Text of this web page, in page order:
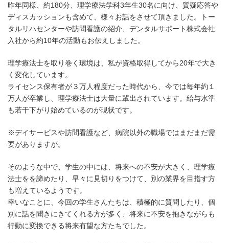
昨年同様、約180分、理学療法学科3年生30名に向け、質疑応答や
ディスカッションも含めて、様々お話をさせて頂きました。トー
タルリハセンターや訪問看護の紹介、デンタルサポート株式会社
入社から約10年の活動もお伝えしました。
理学療法士を取り巻く環境は、私が資格取得してから20年で大き
く変化しています。
ライセンス保有者が３万人程度だった時代から、今では毎年約１
万人が卒業し、理学療法士は大量に輩出されています。給与水準
も若干下がり始めているのが現状です。
※デイサービスや訪問看護など、病院以外の職場ではまだまだ需
要がありますが。
そのような中で、学生の中には、将来への不安が大きく、理学療
法士をを諦めたり、早々に見切りをつけて、別の業界を目指す方
も増えているようです。
幸いなことに、今回の学生さんたちは、積極的に質問したり、個
別に話を聞きにきてくれる方が多く、将来に不安を抱きながらも
行動に変換できる将来有望な方たちでした。